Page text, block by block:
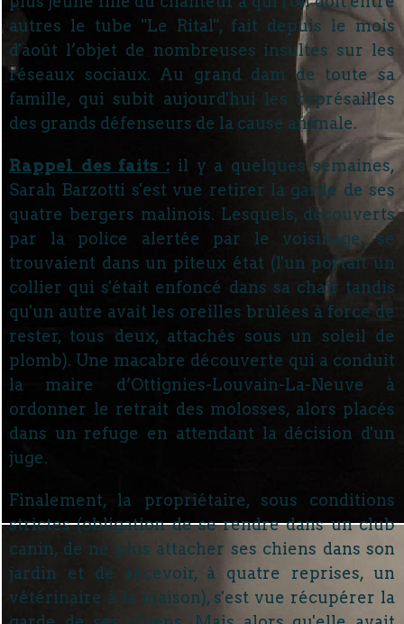
autres le tube "Le Rital", fait depuis le mois
d'août l’objet de nombreuses insultes sur les
réseaux sociaux. Au grand dam de toute sa
famille, qui subit aujourd'hui les représailles
des grands défenseurs de la cause animale.
Rappel des faits : il y a quelques semaines,
Sarah Barzotti s'est vue retirer la garde de ses
quatre bergers malinois. Lesquels, découverts
par la police alertée par le voisinage, se
trouvaient dans un piteux état (l'un portait un
collier qui s'était enfoncé dans sa chair tandis
qu'un autre avait les oreilles brûlées à force de
rester, tous deux, attachés sous un soleil de
plomb). Une macabre découverte qui a conduit
la maire d’Ottignies-Louvain-La-Neuve à
ordonner le retrait des molosses, alors placés
dans un refuge en attendant la décision d'un
juge.
Finalement, la propriétaire, sous conditions
strictes (obligation de se rendre dans un club
canin, de ne plus attacher ses chiens dans son
jardin et de recevoir, à quatre reprises, un
vétérinaire à la maison), s'est vue récupérer la